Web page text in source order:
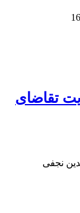
تقاضای
نجفی